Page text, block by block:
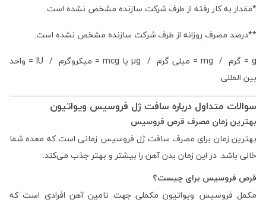
*مقدار به کار رفته از طرف شرکت سازنده مشخص نشده است.
**درصد مصرف روزانه از طرف شرکت سازنده مشخص نشده است.
g = گرم / mg = میلی گرم / µg یا mcg = میکروگرم / IU = واحد
بین المللی
سوالات متداول درباره سافت ژل فروسیس ویواتیون
بهترین زمان مصرف قرص فروسیس
بهترین زمان برای مصرف سافت ژل فروسیس زمانی است که معده شما
خالی باشد. در این زمان بدن آهن را بیشتر و بهتر جذب می‌کند.
قرص فروسیس برای چیست؟
مکمل فروسیس ویواتیون مکملی جهت تامین آهن افرادی است که